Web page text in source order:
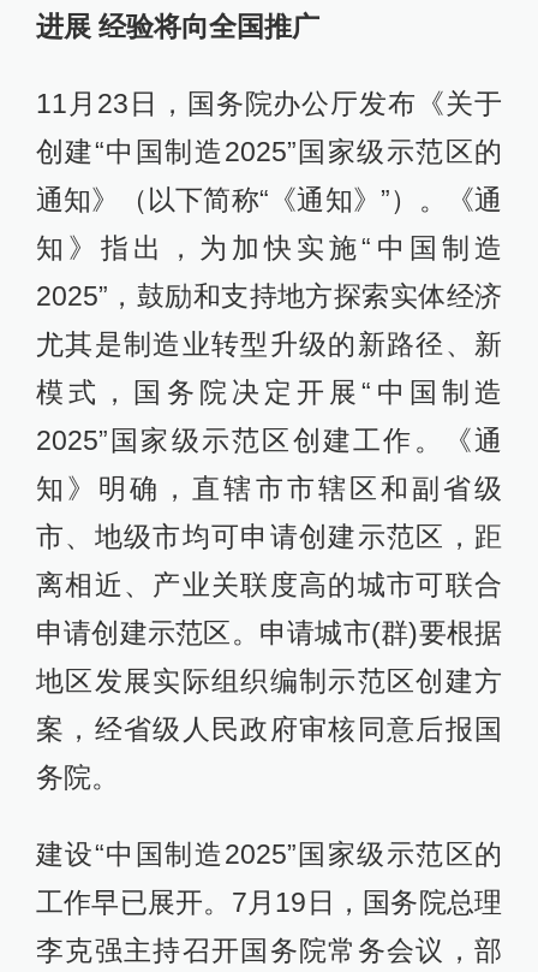
进展 经验将向全国推广
11月23日，国务院办公厅发布《关于
创建“中国制造2025”国家级示范区的
通知》（以下简称“《通知》”）。《通
知》指出，为加快实施“中国制造
2025”，鼓励和支持地方探索实体经济
尤其是制造业转型升级的新路径、新
模式，国务院决定开展“中国制造
2025”国家级示范区创建工作。《通
知》明确，直辖市市辖区和副省级
市、地级市均可申请创建示范区，距
离相近、产业关联度高的城市可联合
申请创建示范区。申请城市(群)要根据
地区发展实际组织编制示范区创建方
案，经省级人民政府审核同意后报国
务院。
建设“中国制造2025”国家级示范区的
工作早已展开。7月19日，国务院总理
李克强主持召开国务院常务会议，部